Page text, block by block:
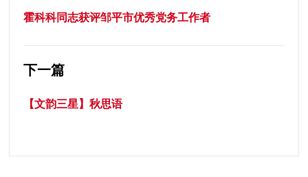
霍科科同志获评邹平市优秀党务工作者
下一篇
【文韵三星】秋思语